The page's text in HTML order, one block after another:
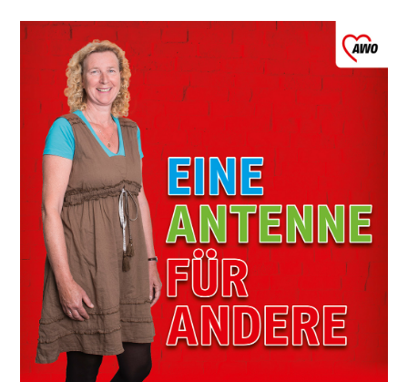
Werte
Statut & Satzung AWO
Bundesverband
AWO Unternehmenskodex
Beschlüsse Landeskonferenzen
Geschäftsstelle
Korporative Partner
Die AWO in Mecklenburg Vorpommern
Oft gefragt in Verband
Stellenangebote